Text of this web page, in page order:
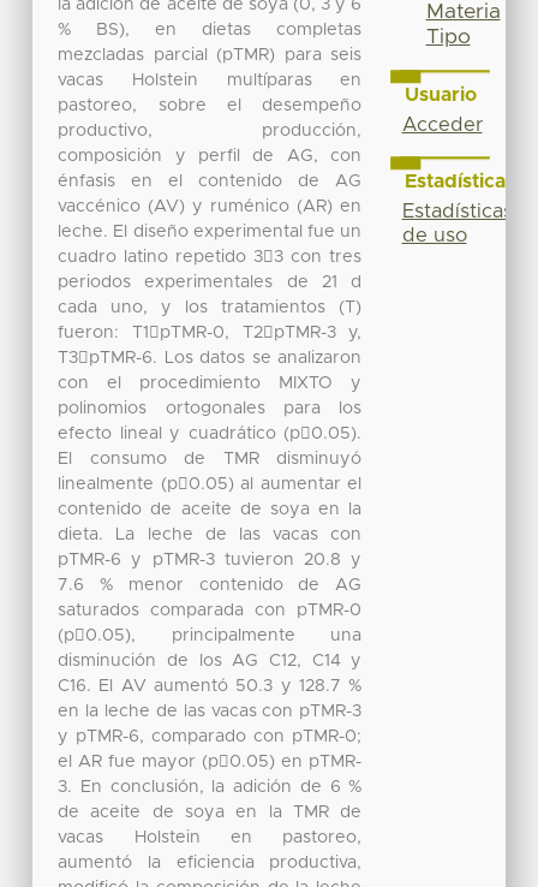
la adición de aceite de soya (0, 3 y 6
% BS), en dietas completas
mezcladas parcial (pTMR) para seis
vacas Holstein multíparas en
pastoreo, sobre el desempeño
productivo, producción,
composición y perfil de AG, con
énfasis en el contenido de AG
vaccénico (AV) y ruménico (AR) en
leche. El diseño experimental fue un
cuadro latino repetido 33 con tres
periodos experimentales de 21 d
cada uno, y los tratamientos (T)
fueron: T1pTMR-0, T2pTMR-3 y,
T3pTMR-6. Los datos se analizaron
con el procedimiento MIXTO y
polinomios ortogonales para los
efecto lineal y cuadrático (p0.05).
El consumo de TMR disminuyó
linealmente (p0.05) al aumentar el
contenido de aceite de soya en la
dieta. La leche de las vacas con
pTMR-6 y pTMR-3 tuvieron 20.8 y
7.6 % menor contenido de AG
saturados comparada con pTMR-0
(p0.05), principalmente una
disminución de los AG C12, C14 y
C16. El AV aumentó 50.3 y 128.7 %
en la leche de las vacas con pTMR-3
y pTMR-6, comparado con pTMR-0;
el AR fue mayor (p0.05) en pTMR-
3. En conclusión, la adición de 6 %
de aceite de soya en la TMR de
vacas Holstein en pastoreo,
aumentó la eficiencia productiva,
Materia
Tipo
Usuario
Acceder
Estadísticas
Estadísticas
de uso